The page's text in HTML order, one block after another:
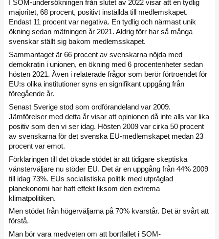
I SOM-undersökningen från slutet av 2022 visar att en tydlig
majoritet, 68 procent, positivt inställda till medlemskapet.
Endast 11 procent var negativa. En tydlig och närmast unik
ökning sedan mätningen år 2021. Aldrig förr har så många
svenskar ställt sig bakom medlemsskapet.
Sammantaget är 66 procent av svenskarna nöjda med
demokratin i unionen, en ökning med 6 procentenheter sedan
hösten 2021. Även i relaterade frågor som berör förtroendet för
EU:s olika institutioner syns en signifikant uppgång från
föregående år.
Senast Sverige stod som ordförandeland var 2009.
Jämförelser med detta år visar att opinionen då inte alls var lika
positiv som den vi ser idag. Hösten 2009 var cirka 50 procent
av svenskarna för det svenska EU-medlemskapet medan 23
procent var emot.
Förklaringen till det ökade stödet är att tidigare skeptiska
vänsterväljare nu stöder EU. Det är en uppgång från 44% 2009
till idag 73%. EUs socialistiska politik med utpräglad
planekonomi har haft effekt liksom den extrema
klimatpolitiken.
Men stödet från högerväljarna på 70% kvarstår. Det är svårt att
förstå.
Man bör vara medveten om att bortfallet i SOM-